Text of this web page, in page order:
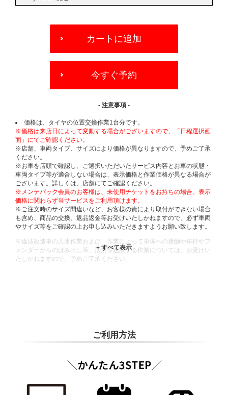
OPTIONS
カートに追加
今すぐ予約
- 注意事項 -
価格は、タイヤの位置交換作業1台分です。
※価格は来店日によって変動する場合がございますので、「日程選択画
面」にてご確認ください。
※店舗、車両タイプ、サイズにより価格が異なりますので、予めご了承
ください。
※お車を店頭で確認し、ご選択いただいたサービス内容とお車の状態・
車両タイプ等が適合しない場合は、表示価格と作業価格が異なる場合が
ございます。詳しくは、店舗にてご確認ください。
※メンテパック会員のお客様は、未使用チケットをお持ちの場合、表示
価格に関わらず当サービスをご利用頂けます。
※ご注文時のサイズ間違いなど、お客様の責により取付ができない場合
も含め、商品の交換、返品返金等お受けいたしかねますので、必ず車両
やサイズ等をご確認の上お申し込みいただきますようお願い致します。
※違法改造車の入庫作業および、作業によって車体への接触や車枠やフ
ェンダーからのはみ出し等、法規を逸脱する作業については、お受けい
たしかねますので、予めご了承ください。
ご利用方法